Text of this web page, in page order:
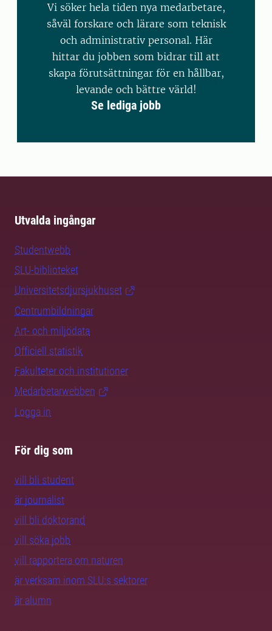
Vi söker hela tiden nya medarbetare,
såväl forskare och lärare som teknisk
och administrativ personal. Här
hittar du jobben som bidrar till att
skapa förutsättningar för en hållbar,
levande och bättre värld!
Se lediga jobb
Utvalda ingångar
Studentwebb
SLU-biblioteket
Universitetsdjursjukhuset
Centrumbildningar
Art- och miljödata
Officiell statistik
Fakulteter och institutioner
Medarbetarwebben
Logga in
För dig som
vill bli student
är journalist
vill bli doktorand
vill söka jobb
vill rapportera om naturen
är verksam inom SLU:s sektorer
är alumn